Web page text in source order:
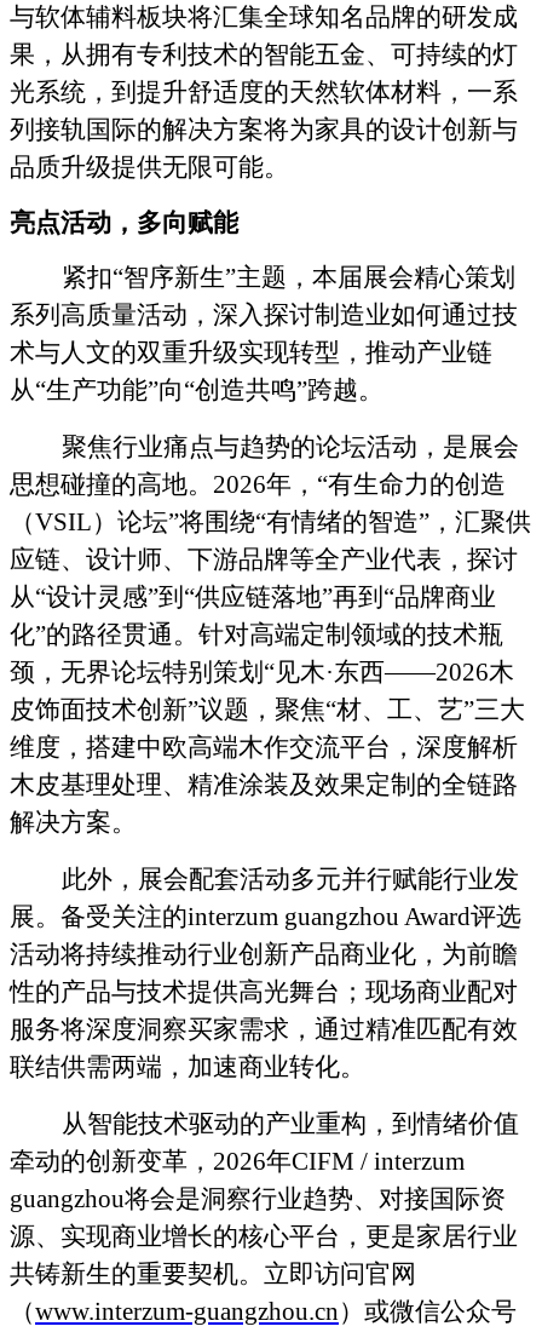
与软体辅料板块将汇集全球知名品牌的研发成
果，从拥有专利技术的智能五金、可持续的灯
光系统，到提升舒适度的天然软体材料，一系
列接轨国际的解决方案将为家具的设计创新与
品质升级提供无限可能。
亮点活动，多向赋能
紧扣“智序新生”主题，本届展会精心策划
系列高质量活动，深入探讨制造业如何通过技
术与人文的双重升级实现转型，推动产业链
从“生产功能”向“创造共鸣”跨越。
聚焦行业痛点与趋势的论坛活动，是展会
思想碰撞的高地。 2026年， “有生命力的创造
（VSIL）论坛”将围绕“有情绪的智造”， 汇聚供
应链、设计师、下游品牌等全产业代表，探讨
从“设计灵感”到 “供应链落地”再到 “品牌商业
化”的路径贯通。针对高端定制领域的技术瓶
颈，无界论坛特别策划 “见木·东西——2026木
皮饰面技术创新”议题，聚焦“材、工、艺”三大
维度，搭建中欧高端木作交流平台，深度解析
木皮基理处理、精准涂装及效果定制的全链路
解决方案。
此外，展会配套活动多元并行赋能行业发
展。备受关注的interzum guangzhou Award评选
活动将持续推动行业创新产品商业化，为前瞻
性的产品与技术提供高光舞台；现场商业配对
服务将深度洞察买家需求，通过精准匹配有效
联结供需两端，加速商业转化。
从智能技术驱动的产业重构，到情绪价值
牵动的创新变革， 2026年CIFM / interzum
guangzhou将会是洞察行业趋势、对接国际资
源、实现商业增长的核心平台，更是家居行业
共铸新生的重要契机。立即访问官网
（www.interzum-guangzhou.cn ）或微信公众号